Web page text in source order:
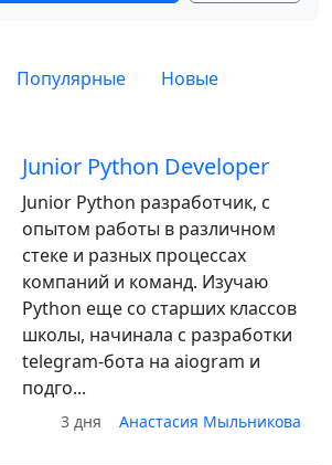
Популярные Новые
Junior Python Developer
Junior Python разработчик, с
опытом работы в различном
стеке и разных процессах
компаний и команд. Изучаю
Python еще со старших классов
школы, начинала с разработки
telegram-бота на aiogram и
подго...
3 дня Анастасия Мыльникова